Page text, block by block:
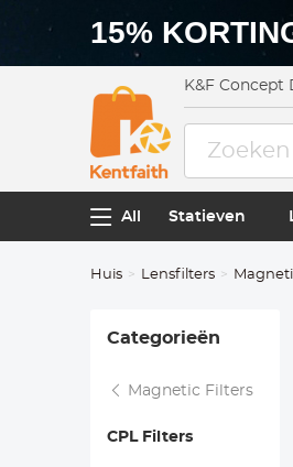
15%
K&F Concept
All Statieven
Huis Lensfilters
Categorieën
Magnetic Filters
CPL Filters